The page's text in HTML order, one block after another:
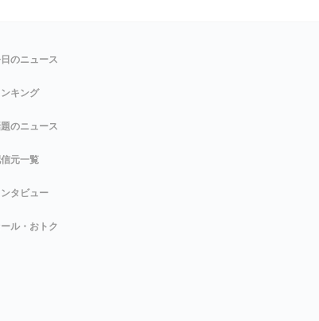
のニュース
キング
のニュース
元一覧
タビュー
ル・おトク